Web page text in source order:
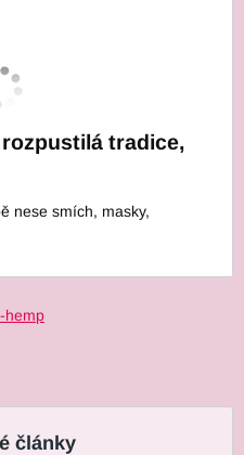
tradice,
nese smích, masky,
články